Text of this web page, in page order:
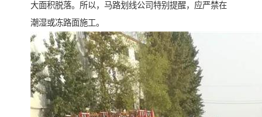
大面积脱落。所以，马路划线公司特别提醒，应严禁在
潮湿或冻路面施工。